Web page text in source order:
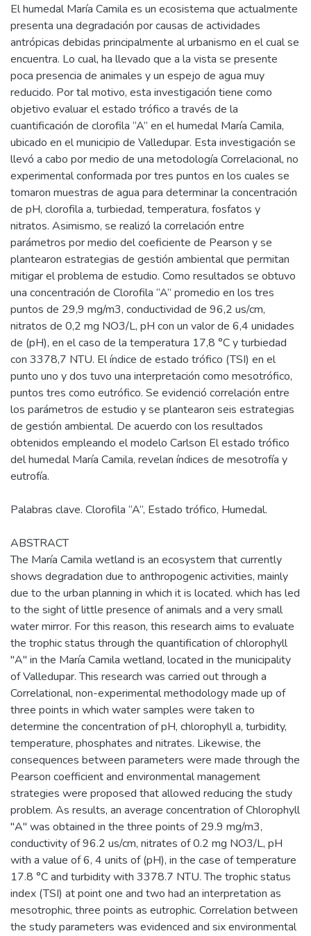
El humedal María Camila es un ecosistema que actualmente
presenta una degradación por causas de actividades
antrópicas debidas principalmente al urbanismo en el cual se
encuentra. Lo cual, ha llevado que a la vista se presente
poca presencia de animales y un espejo de agua muy
reducido. Por tal motivo, esta investigación tiene como
objetivo evaluar el estado trófico a través de la
cuantificación de clorofila “A” en el humedal María Camila,
ubicado en el municipio de Valledupar. Esta investigación se
llevó a cabo por medio de una metodología Correlacional, no
experimental conformada por tres puntos en los cuales se
tomaron muestras de agua para determinar la concentración
de pH, clorofila a, turbiedad, temperatura, fosfatos y
nitratos. Asimismo, se realizó la correlación entre
parámetros por medio del coeficiente de Pearson y se
plantearon estrategias de gestión ambiental que permitan
mitigar el problema de estudio. Como resultados se obtuvo
una concentración de Clorofila “A” promedio en los tres
puntos de 29,9 mg/m3, conductividad de 96,2 us/cm,
nitratos de 0,2 mg NO3/L, pH con un valor de 6,4 unidades
de (pH), en el caso de la temperatura 17,8 °C y turbiedad
con 3378,7 NTU. El índice de estado trófico (TSI) en el
punto uno y dos tuvo una interpretación como mesotrófico,
puntos tres como eutrófico. Se evidenció correlación entre
los parámetros de estudio y se plantearon seis estrategias
de gestión ambiental. De acuerdo con los resultados
obtenidos empleando el modelo Carlson El estado trófico
del humedal María Camila, revelan índices de mesotrofía y
eutrofía.
Palabras clave. Clorofila “A”, Estado trófico, Humedal.
ABSTRACT
The María Camila wetland is an ecosystem that currently
shows degradation due to anthropogenic activities, mainly
due to the urban planning in which it is located. which has led
to the sight of little presence of animals and a very small
water mirror. For this reason, this research aims to evaluate
the trophic status through the quantification of chlorophyll
"A" in the María Camila wetland, located in the municipality
of Valledupar. This research was carried out through a
Correlational, non-experimental methodology made up of
three points in which water samples were taken to
determine the concentration of pH, chlorophyll a, turbidity,
temperature, phosphates and nitrates. Likewise, the
consequences between parameters were made through the
Pearson coefficient and environmental management
strategies were proposed that allowed reducing the study
problem. As results, an average concentration of Chlorophyll
"A" was obtained in the three points of 29.9 mg/m3,
conductivity of 96.2 us/cm, nitrates of 0.2 mg NO3/L, pH
with a value of 6, 4 units of (pH), in the case of temperature
17.8 °C and turbidity with 3378.7 NTU. The trophic status
index (TSI) at point one and two had an interpretation as
mesotrophic, three points as eutrophic. Correlation between
the study parameters was evidenced and six environmental